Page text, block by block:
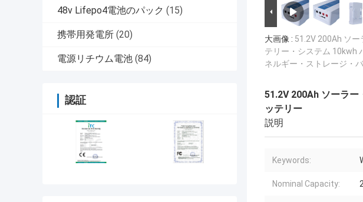
48v Lifepo4電池のパック (15)
携帯用発電所 (20)
電源リチウム電池 (84)
認証
大画像 : 51.2V 200Ah ソ
テリー・システム 10kwh
ネルギー・ストレージ・
51.2V 200Ah ソーラ
ッテリー
説明
Keywords:
Nominal Capacity: